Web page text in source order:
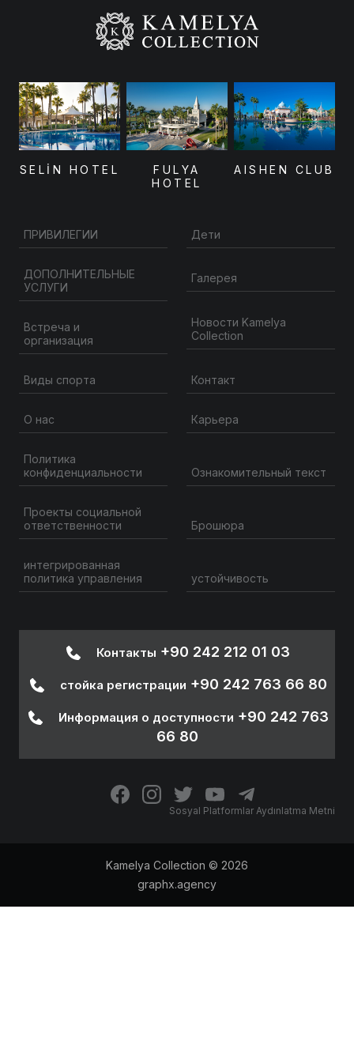
SELİN HOTEL
FULYA
HOTEL
AISHEN CLUB
ПРИВИЛЕГИИ
ДОПОЛНИТЕЛЬНЫЕ
УСЛУГИ
Встреча и
организация
Виды спорта
Дети
Галерея
Новости Kamelya
Collection
Контакт
О нас
Политика
конфиденциальности
Проекты социальной
ответственности
интегрированная
политика управления
Карьера
Ознакомительный текст
Брошюра
устойчивость
Контакты +90 242 212 01 03
стойка регистрации +90 242 763 66 80
Информация о доступности +90 242 763
66 80
Sosyal Platformlar Aydınlatma Metni
Kamelya Collection © 2026
graphx.agency